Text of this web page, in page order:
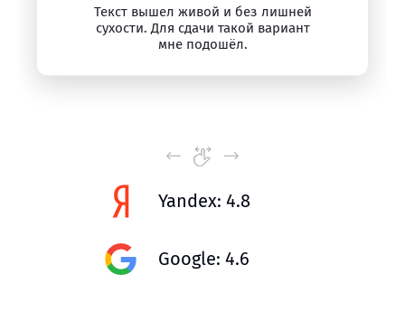
Текст вышел живой и без лишней
сухости. Для сдачи такой вариант
мне подошёл.
Yandex: 4.8
Google: 4.6